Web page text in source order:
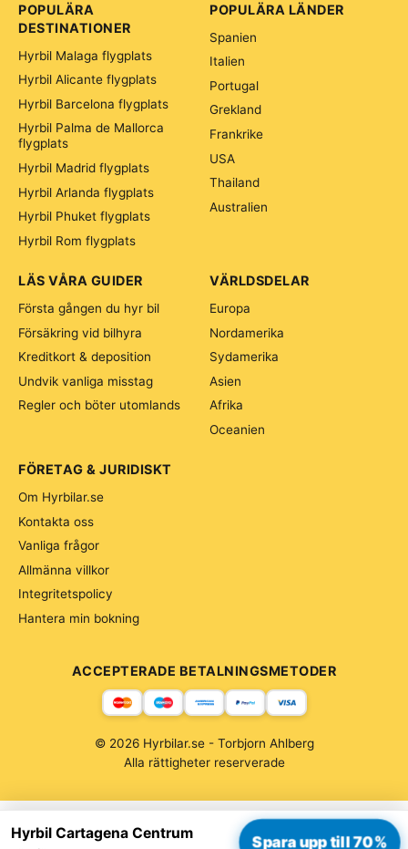
Hyrbil Cartagena Centrum Spara upp till 70%
POPULÄRA
DESTINATIONER
Hyrbil Malaga flygplats
Hyrbil Alicante flygplats
Hyrbil Barcelona flygplats
Hyrbil Palma de Mallorca
flygplats
Hyrbil Madrid flygplats
Hyrbil Arlanda flygplats
Hyrbil Phuket flygplats
Hyrbil Rom flygplats
POPULÄRA LÄNDER
Spanien
Italien
Portugal
Grekland
Frankrike
USA
Thailand
Australien
VÄRLDSDELAR
Europa
Nordamerika
Sydamerika
Asien
Afrika
Oceanien
LÄS VÅRA GUIDER
Första gången du hyr bil
Försäkring vid bilhyra
Kreditkort & deposition
Undvik vanliga misstag
Regler och böter utomlands
FÖRETAG & JURIDISKT
Om Hyrbilar.se
Kontakta oss
Vanliga frågor
Allmänna villkor
Integritetspolicy
Hantera min bokning
ACCEPTERADE BETALNINGSMETODER
© 2026 Hyrbilar.se - Torbjorn Ahlberg
Alla rättigheter reserverade